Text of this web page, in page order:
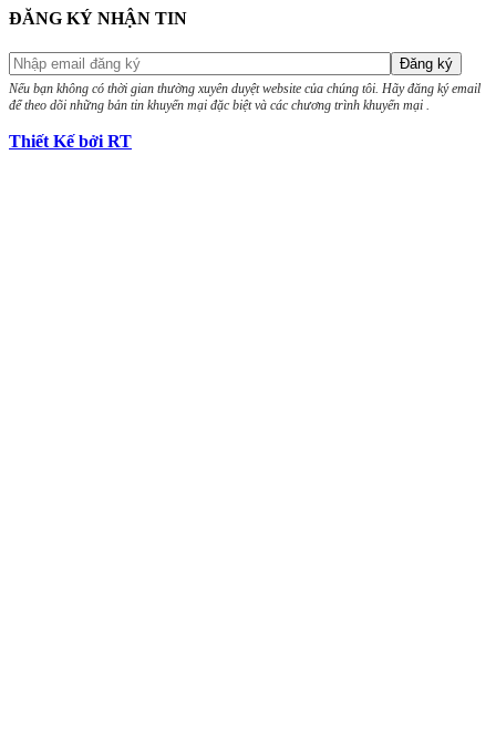
ĐĂNG KÝ NHẬN TIN
Nếu bạn không có thời gian thường xuyên duyệt website của chúng tôi. Hãy đăng ký email
để theo dõi những bản tin khuyến mại đặc biệt và các chương trình khuyến mại .
Thiết Kế bởi RT